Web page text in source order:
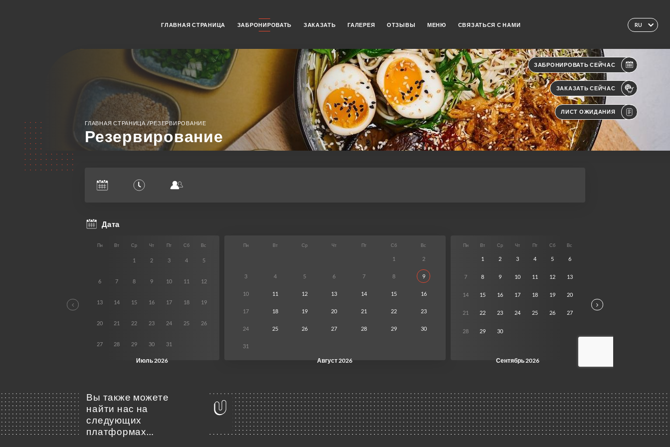
RU
ГЛАВНАЯ СТРАНИЦА ЗАБРОНИРОВАТЬ ЗАКАЗАТЬ ГАЛЕРЕЯ ОТЗЫВЫ МЕНЮ СВЯЗАТЬСЯ С НАМИ
ЗАБРОНИРОВАТЬ СЕЙЧАС
ЗАКАЗАТЬ СЕЙЧАС
ЛИСТ ОЖИДАНИЯ
ГЛАВНАЯ СТРАНИЦА /РЕЗЕРВИРОВАНИЕ
Резервирование
Вы также можете
найти нас на
следующих
платформах…